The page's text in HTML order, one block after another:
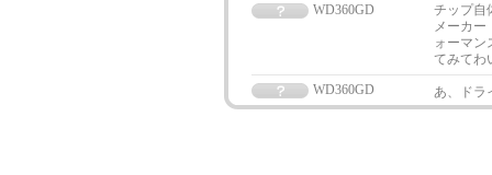
WD360GD
チップ自
メーカー
ォーマン
てみてわ
WD360GD
あ、ドラ